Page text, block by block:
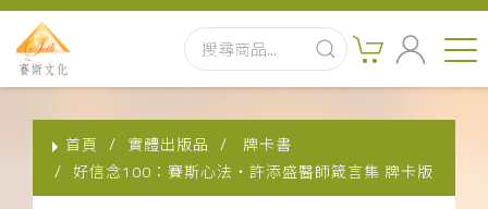
首頁
最新消息
首頁 實體出版品
牌卡書
好信念100：賽斯心法・許添盛醫師箴言集 牌卡版